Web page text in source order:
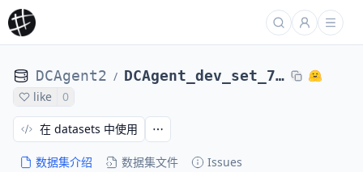
DCAgent2 / DCAgent_dev_set_71_tasks_laion_Qwen3-Coder-480B-codeforces-fixeps_Qwen3-8B_20253b5a9b54
like 0
数据集介绍 数据集文件 Issues
在 datasets 中使用